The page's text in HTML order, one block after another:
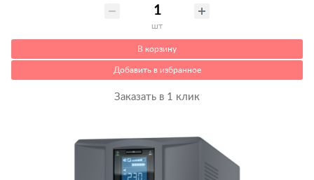
шт
В корзину
Добавить в избранное
Заказать в 1 клик